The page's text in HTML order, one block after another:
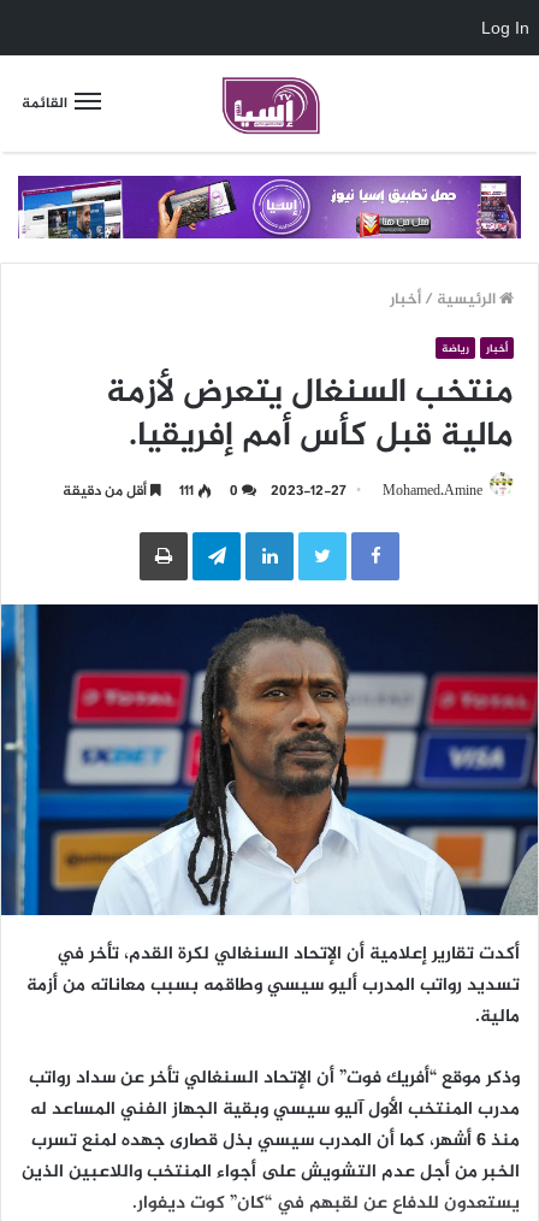
القائمة
الرئيسية /أخبار
أخبار رياضة
منتخب السنغال يتعرض لأزمة
مالية قبل كأس أمم إفريقيا.
Mohamed.Amine
2023-12-27
111 أقل من دقيقة
LinkedIn
Telegramطباعة
أكدت تقارير إعلامية أن الإتحاد السنغالي لكرة القدم، تأخر في
تسديد رواتب المدرب أليو سيسي وطاقمه بسبب معاناته من أزمة
مالية.
وذكر موقع “أفريك فوت” أن الإتحاد السنغالي تأخر عن سداد رواتب
مدرب المنتخب الأول آليو سيسي وبقية الجهاز الفني المساعد له
منذ 6 أشهر، كما أن المدرب سيسي بذل قصارى جهده لمنع تسرب
الخبر من أجل عدم التشويش على أجواء المنتخب واللاعبين الذين
يستعدون للدفاع عن لقبهم في “كان” كوت ديفوار.
Log In